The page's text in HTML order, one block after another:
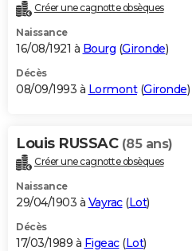
Créer une cagnotte obsèques
Naissance
16/08/1921 à Bourg (Gironde)
Décès
08/09/1993 à Lormont(Gironde)
Louis RUSSAC (85 ans)
Créer une cagnotte obsèques
Naissance
29/04/1903 à Vayrac(Lot)
Décès
17/03/1989 à Figeac(Lot)